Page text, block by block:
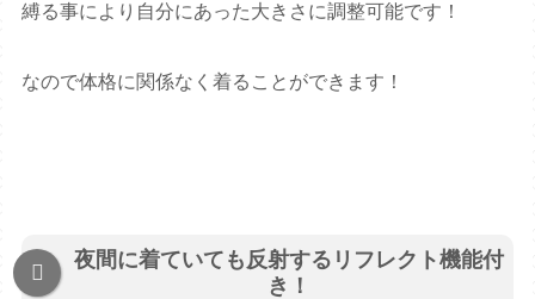
縛る事により自分にあった大きさに調整可能です！
なので体格に関係なく着ることができます！
夜間に着ていても反射するリフレクト機能付
き！